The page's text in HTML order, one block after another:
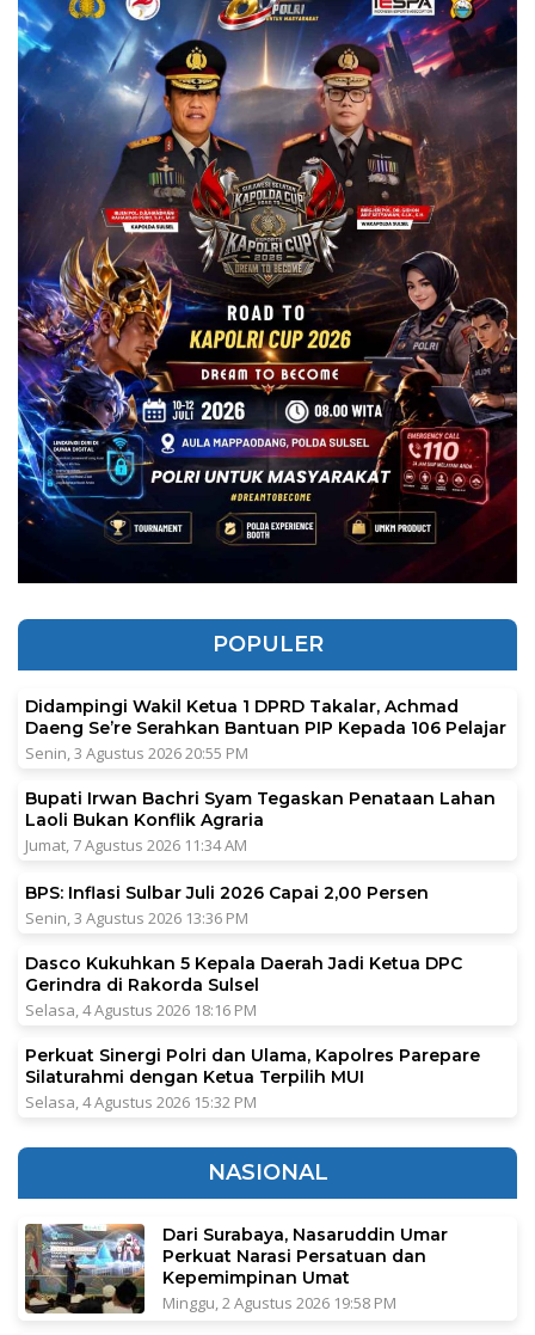
POPULER
Didampingi Wakil Ketua 1 DPRD Takalar, Achmad
Daeng Se’re Serahkan Bantuan PIP Kepada 106 Pelajar
Senin, 3 Agustus 2026 20:55 PM
Bupati Irwan Bachri Syam Tegaskan Penataan Lahan
Laoli Bukan Konflik Agraria
Jumat, 7 Agustus 2026 11:34 AM
BPS: Inflasi Sulbar Juli 2026 Capai 2,00 Persen
Senin, 3 Agustus 2026 13:36 PM
Dasco Kukuhkan 5 Kepala Daerah Jadi Ketua DPC
Gerindra di Rakorda Sulsel
Selasa, 4 Agustus 2026 18:16 PM
Perkuat Sinergi Polri dan Ulama, Kapolres Parepare
Silaturahmi dengan Ketua Terpilih MUI
Selasa, 4 Agustus 2026 15:32 PM
NASIONAL
Dari Surabaya, Nasaruddin Umar
Perkuat Narasi Persatuan dan
Kepemimpinan Umat
Minggu, 2 Agustus 2026 19:58 PM